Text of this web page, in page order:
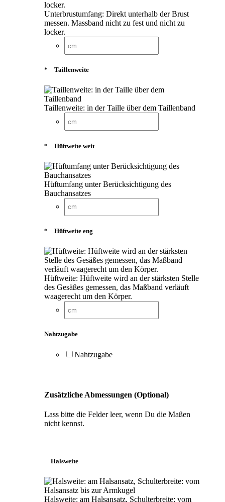
Unterbrustumfang: Direkt unterhalb der Brust
messen. Massband nicht zu fest und nicht zu
locker.
* Taillenweite
Taillenweite: in der Taille über dem Taillenband
* Hüftweite weit
Hüftumfang unter Berücksichtigung des
Bauchansatzes
* Hüftweite eng
Hüftweite: Hüftweite wird an der stärksten Stelle
des Gesäßes gemessen, das Maßband verläuft
waagerecht um den Körper.
Nahtzugabe
Nahtzugabe
Zusätzliche Abmessungen (Optional)
Lass bitte die Felder leer, wenn Du die Maßen
nicht kennst.
Halsweite
Halsweite: am Halsansatz, Schulterbreite: vom